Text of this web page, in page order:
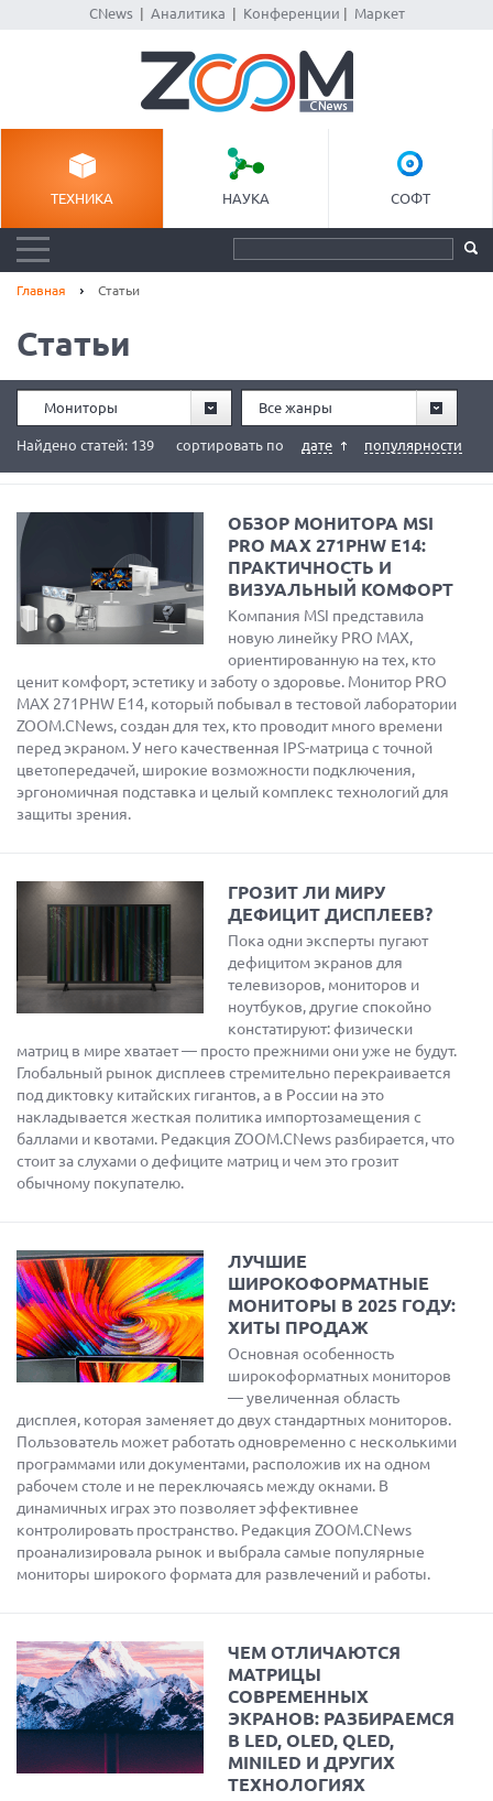
CNews| Аналитика Конференции Маркет
ТЕХНИКА НАУКА СОФТ
Главная Статьи
Статьи
Мониторы Все жанры
сортировать по дате популярности
Найдено статей: 139
ОБЗОР МОНИТОРА MSI
PRO MAX 271PHW E14:
ПРАКТИЧНОСТЬ И
ВИЗУАЛЬНЫЙ КОМФОРТ
Компания MSI представила
новую линейку PRO MAX,
ориентированную на тех, кто
ценит комфорт, эстетику и заботу о здоровье. Монитор PRO
MAX 271PHW E14, который побывал в тестовой лаборатории
ZOOM.CNews, создан для тех, кто проводит много времени
перед экраном. У него качественная IPS-матрица с точной
цветопередачей, широкие возможности подключения,
эргономичная подставка и целый комплекс технологий для
защиты зрения.
ГРОЗИТ ЛИ МИРУ
ДЕФИЦИТ ДИСПЛЕЕВ?
Пока одни эксперты пугают
дефицитом экранов для
телевизоров, мониторов и
ноутбуков, другие спокойно
констатируют: физически
матриц в мире хватает — просто прежними они уже не будут.
Глобальный рынок дисплеев стремительно перекраивается
под диктовку китайских гигантов, а в России на это
накладывается жесткая политика импортозамещения с
баллами и квотами. Редакция ZOOM.CNews разбирается, что
стоит за слухами о дефиците матриц и чем это грозит
обычному покупателю.
ЛУЧШИЕ
ШИРОКОФОРМАТНЫЕ
МОНИТОРЫ В 2025 ГОДУ:
ХИТЫ ПРОДАЖ
Основная особенность
широкоформатных мониторов
— увеличенная область
дисплея, которая заменяет до двух стандартных мониторов.
Пользователь может работать одновременно с несколькими
программами или документами, расположив их на одном
рабочем столе и не переключаясь между окнами. В
динамичных играх это позволяет эффективнее
контролировать пространство. Редакция ZOOM.CNews
проанализировала рынок и выбрала самые популярные
мониторы широкого формата для развлечений и работы.
ЧЕМ ОТЛИЧАЮТСЯ
МАТРИЦЫ
СОВРЕМЕННЫХ
ЭКРАНОВ: РАЗБИРАЕМСЯ
В LED, OLED, QLED,
MINILED И ДРУГИХ
ТЕХНОЛОГИЯХ